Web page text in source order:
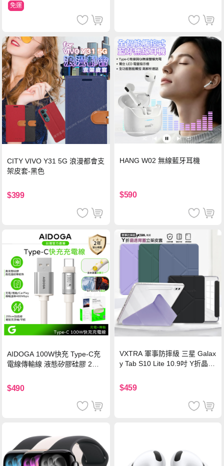
免運
CITY VIVO Y31 5G 浪漫都會支
架皮套-黑色
$399
HANG W02 無線藍牙耳機
$590
AIDOGA 100W快充 Type-C充
電線傳輸線 液態矽膠硅膠 2M
$490
VXTRA 軍事防摔級 三星 Galax
y Tab S10 Lite 10.9吋 Y折晶透
$459